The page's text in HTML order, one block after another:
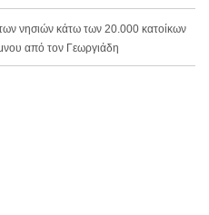
νησιών κάτω των 20.000 κατοίκων
από τον Γεωργιάδη